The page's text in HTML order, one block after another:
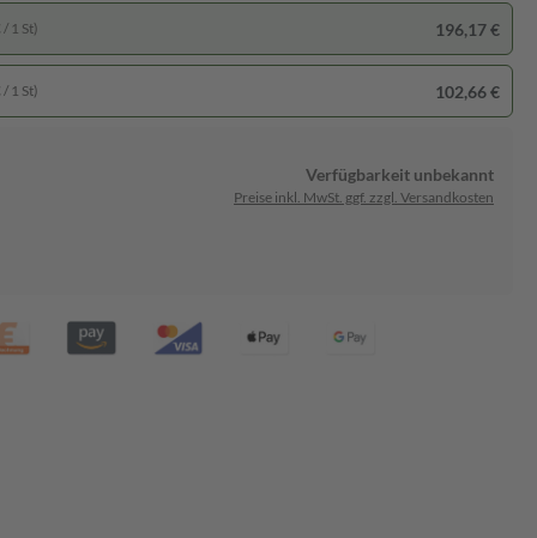
1 St) 196,17 €
1 St) 102,66 €
Verfügbarkeit unbekannt
Preise inkl. MwSt. ggf. zzgl. Versandkosten